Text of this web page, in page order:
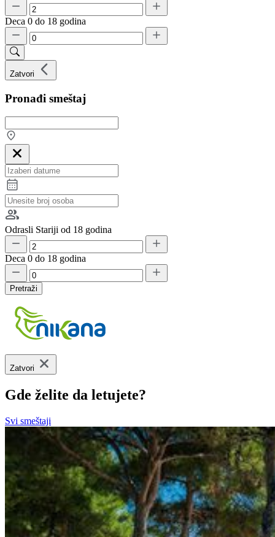
Deca 0 do 18 godina
Zatvori
Pronađi smeštaj
Odrasli Stariji od 18 godina
Deca 0 do 18 godina
Pretraži
Zatvori
Gde želite da letujete?
Svi smeštaji